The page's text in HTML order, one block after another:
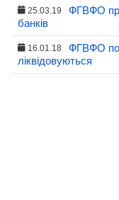
25.03.19
ФГВФО
банків
16.01.18
ФГВФО
ліквідовуються